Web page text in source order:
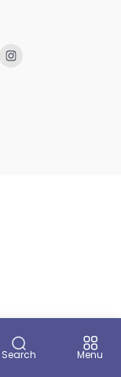
Search Menu